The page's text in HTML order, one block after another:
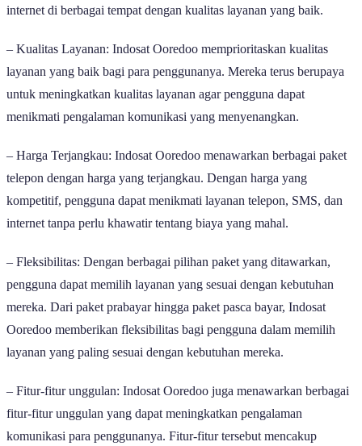
internet di berbagai tempat dengan kualitas layanan yang baik.
– Kualitas Layanan: Indosat Ooredoo memprioritaskan kualitas
layanan yang baik bagi para penggunanya. Mereka terus berupaya
untuk meningkatkan kualitas layanan agar pengguna dapat
menikmati pengalaman komunikasi yang menyenangkan.
– Harga Terjangkau: Indosat Ooredoo menawarkan berbagai paket
telepon dengan harga yang terjangkau. Dengan harga yang
kompetitif, pengguna dapat menikmati layanan telepon, SMS, dan
internet tanpa perlu khawatir tentang biaya yang mahal.
– Fleksibilitas: Dengan berbagai pilihan paket yang ditawarkan,
pengguna dapat memilih layanan yang sesuai dengan kebutuhan
mereka. Dari paket prabayar hingga paket pasca bayar, Indosat
Ooredoo memberikan fleksibilitas bagi pengguna dalam memilih
layanan yang paling sesuai dengan kebutuhan mereka.
– Fitur-fitur unggulan: Indosat Ooredoo juga menawarkan berbagai
fitur-fitur unggulan yang dapat meningkatkan pengalaman
komunikasi para penggunanya. Fitur-fitur tersebut mencakup